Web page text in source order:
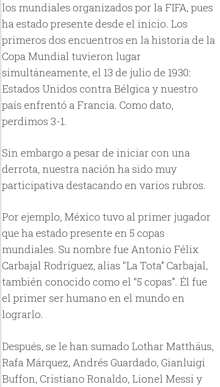
los mundiales organizados por la FIFA, pues
ha estado presente desde el inicio. Los
primeros dos encuentros en la historia de la
Copa Mundial tuvieron lugar
simultáneamente, el 13 de julio de 1930:
Estados Unidos contra Bélgica y nuestro
país enfrentó a Francia. Como dato,
perdimos 3-1.
Sin embargo a pesar de iniciar con una
derrota, nuestra nación ha sido muy
participativa destacando en varios rubros.
Por ejemplo, México tuvo al primer jugador
que ha estado presente en 5 copas
mundiales. Su nombre fue Antonio Félix
Carbajal Rodríguez, alias “La Tota” Carbajal,
también conocido como el “5 copas”. Él fue
el primer ser humano en el mundo en
lograrlo.
Después, se le han sumado Lothar Matthäus,
Rafa Márquez, Andrés Guardado, Gianluigi
Buffon, Cristiano Ronaldo, Lionel Messi y